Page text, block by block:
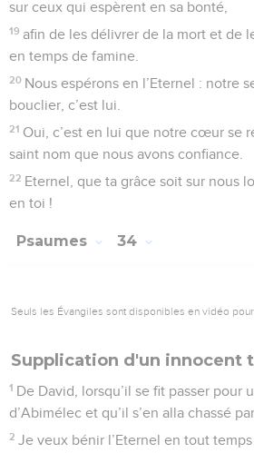
sur ceux qui espèrent en sa bonté,
19 afin de les délivrer de la mort et de
en temps de famine.
20 Nous espérons en l’Eternel : notre
bouclier, c’est lui.
21 Oui, c’est en lui que notre cœur se
saint nom que nous avons confiance.
22 Eternel, que ta grâce soit sur nous
en toi !
Psaumes 34
Seuls les Évangiles sont disponibles en vidéo pour
Supplication d'un innocent
1 De David, lorsqu’il se fit passer pour
d’Abimélec et qu’il s’en alla chassé
2 Je veux bénir l’Eternel en tout